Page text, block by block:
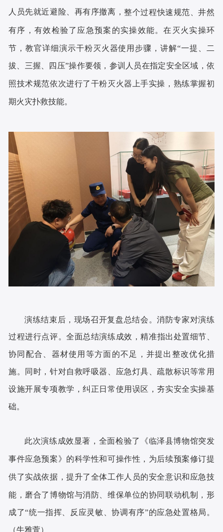
人员先就近避险、再有序撤离，整个过程快速规范、井然
有序，有效检验了应急预案的实操效能。在灭火实操环
节，教官详细演示干粉灭火器使用步骤，讲解“一提、二
拔、三握、四压”操作要领， 参训人员在指定安全区域，依
照技术规范依次进行了干粉灭火器上手实操，熟练掌握初
期火灾扑救技能。
演练结束后，现场召开复盘总结会。消防专家对演练
过程进行点评。全面总结演练成效，精准指出处置细节、
协同配合、器材使用等方面的不足，并提出整改优化措
施。同时，针对自救呼吸器、应急灯具、疏散标识等常用
设施开展专项教学，纠正日常使用误区，夯实安全实操基
础。
此次演练成效显著，全面检验了《临泽县博物馆突发
事件应急预案》的科学性和可操作性，为后续预案修订提
供了实战依据，提升了全体工作人员的安全意识和应急技
能，磨合了博物馆与消防、维保单位的协同联动机制，形
成了“统一指挥、反应灵敏、协调有序”的应急处置格局 。
（牛雅萱）